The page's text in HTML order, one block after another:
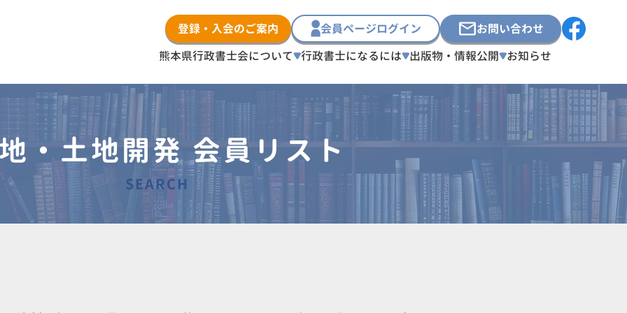
登録・入会のご案内 会員ページログイン
お問い合わせ
熊本県行政書士会について 行政書士になるには 出版物・情報公開 お知らせ
・土地開発 会員リスト
SEARCH